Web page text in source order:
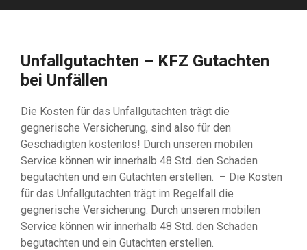
Unfallgutachten – KFZ Gutachten
bei Unfällen
Die Kosten für das Unfallgutachten trägt die
gegnerische Versicherung, sind also für den
Geschädigten kostenlos! Durch unseren mobilen
Service können wir innerhalb 48 Std. den Schaden
begutachten und ein Gutachten erstellen. – Die Kosten
für das Unfallgutachten trägt im Regelfall die
gegnerische Versicherung. Durch unseren mobilen
Service können wir innerhalb 48 Std. den Schaden
begutachten und ein Gutachten erstellen.